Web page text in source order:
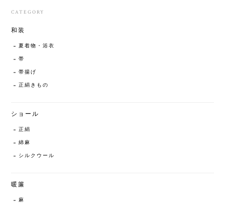
CATEGORY
和装
夏着物・浴衣
帯
帯揚げ
正絹きもの
ショール
正絹
綿麻
シルクウール
暖簾
麻